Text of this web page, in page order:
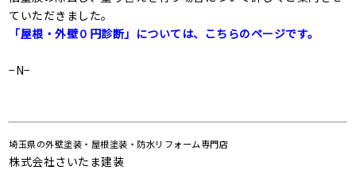
ていただきました。
「屋根・外壁０円診断」については、こちらのページです。
−N−
埼玉県の外壁塗装・屋根塗装・防水リフォーム専門店
株式会社さいたま建装